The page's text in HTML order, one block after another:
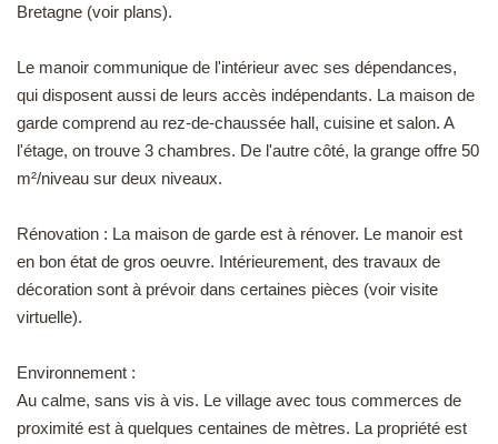
Bretagne (voir plans).
Le manoir communique de l'intérieur avec ses dépendances,
qui disposent aussi de leurs accès indépendants. La maison de
garde comprend au rez-de-chaussée hall, cuisine et salon. A
l'étage, on trouve 3 chambres. De l'autre côté, la grange offre 50
m²/niveau sur deux niveaux.
Rénovation : La maison de garde est à rénover. Le manoir est
en bon état de gros oeuvre. Intérieurement, des travaux de
décoration sont à prévoir dans certaines pièces (voir visite
virtuelle).
Environnement :
Au calme, sans vis à vis. Le village avec tous commerces de
proximité est à quelques centaines de mètres. La propriété est